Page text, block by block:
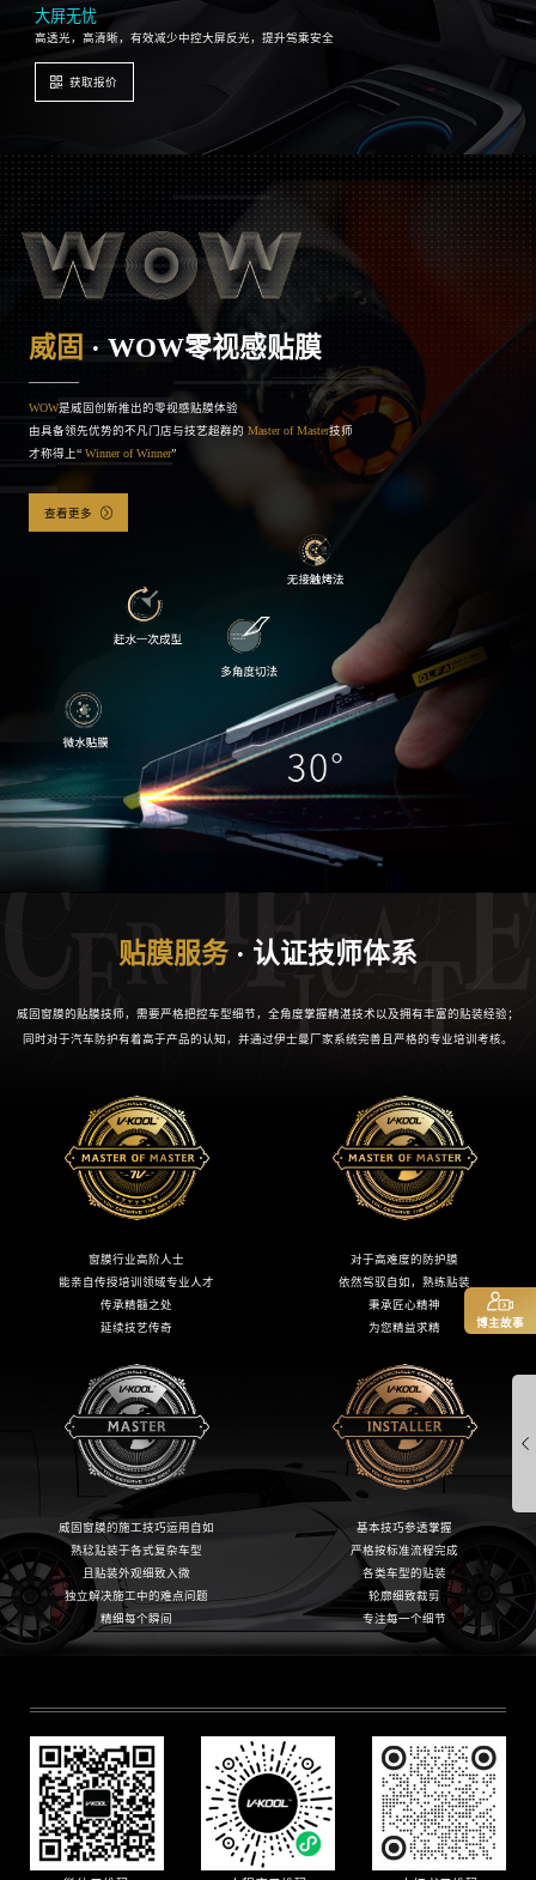
大屏无忧
高透光，高清晰，有效减少中控大屏反光，提升驾乘安全
获取报价
WOW是威固创新推出的零视感贴膜体验
由具备领先优势的不凡门店与技艺超群的 Master of Master技师
才称得上“ Winner of Winner”
查看更多
威固窗膜的贴膜技师，需要严格把控车型细节，全角度掌握精湛技术以及拥有丰富的贴装经验；
同时对于汽车防护有着高于产品 的认知，并通过伊士曼厂家系统完善且严格的专业培训考核。
窗膜行业高阶人士
能亲自传授培训领域专业人才
传承精髓之处
延续技艺传奇
对于高难度的防护膜
依然驾驭自如，熟练贴装
秉承匠心精神
为您精益求精
威固窗膜的施工技巧运用自如
熟稔贴装于各式复杂车型
且贴装外观细致入微
独立解决施工中的难点问题
精细每个瞬间
基本技巧参透掌握
严格按标准流程完成
各类车型的贴装
轮廓细致裁剪
专注每一个细节
博主故事